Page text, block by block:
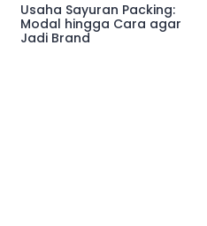
Usaha Sayuran Packing:
Modal hingga Cara agar
Jadi Brand